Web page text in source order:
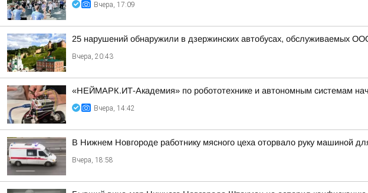
Вчера, 17:09
25 нарушений обнаружили в дзержинских автобусах, обслуживаемых
Вчера, 20:43
«НЕЙМАРК.ИТ-Академия» по робототехнике и автономным системам
Вчера, 14:42
В Нижнем Новгороде работнику мясного цеха оторвало руку машиной
Вчера, 18:58